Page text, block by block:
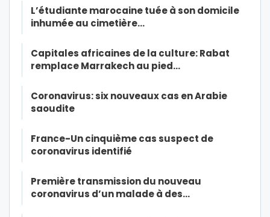
L’étudiante marocaine tuée à son domicile
inhumée au cimetière…
Capitales africaines de la culture: Rabat
remplace Marrakech au pied…
Coronavirus: six nouveaux cas en Arabie
saoudite
France-Un cinquième cas suspect de
coronavirus identifié
Première transmission du nouveau
coronavirus d’un malade à des…